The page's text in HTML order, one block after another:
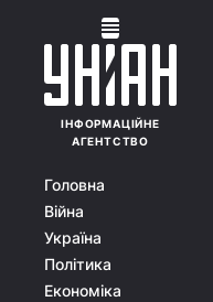
ІНФОРМАЦІЙНЕ
АГЕНТСТВО
Головна
Війна
Україна
Політика
Економіка